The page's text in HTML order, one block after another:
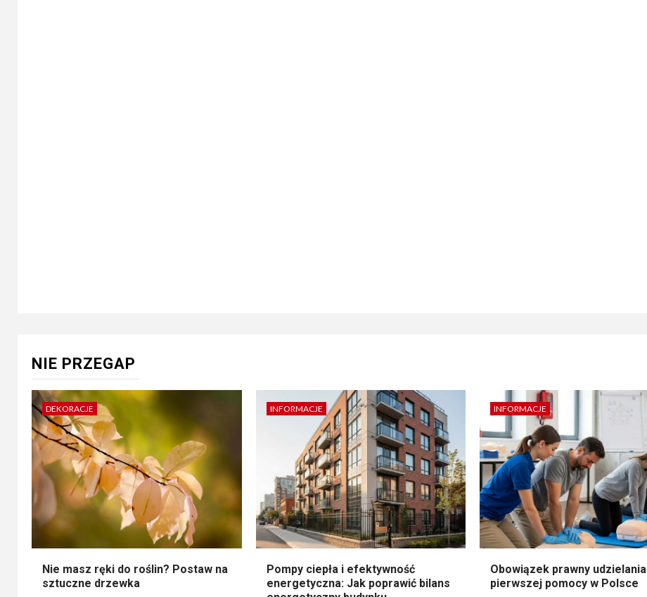
NIE PRZEGAP
DEKORACJE
Nie masz ręki do roślin? Postaw na
sztuczne drzewka
INFORMACJE
Pompy ciepła i efektywność
energetyczna: Jak poprawić bilans
INFORMACJE
Obowiązek prawny udzielania
pierwszej pomocy w Polsce